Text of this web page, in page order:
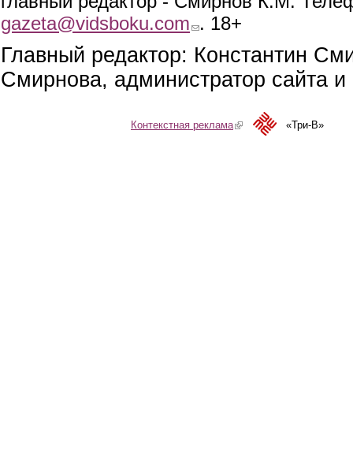
gazeta@vidsboku.com (link sends e-mail)
. 18+
Главный редактор: Константин
Смирнова, администратор сайта
Контекстная реклама(link is external)«Три-В»